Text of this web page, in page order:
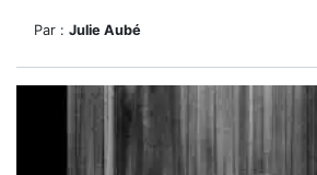
Par : Julie Aubé